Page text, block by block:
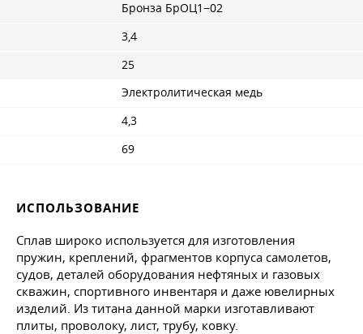
Бронза БрОЦ1−02
3,4
25
Электролитическая медь
4,3
69
ИСПОЛЬЗОВАНИЕ
Сплав широко используется для изготовления
пружин, креплений, фрагментов корпуса самолетов,
судов, деталей оборудования нефтяных и газовых
скважин, спортивного инвентаря и даже ювелирных
изделий. Из титана данной марки изготавливают
плиты, проволоку, лист, трубу, ковку.